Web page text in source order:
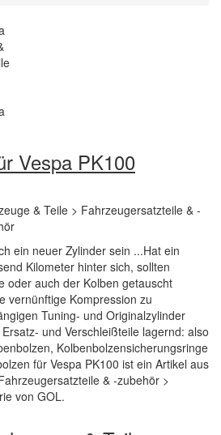
Vespa PK100
& Teile > Fahrzeugersatzteile & -
ein neuer Zylinder sein ...Hat ein
Kilometer hinter sich, sollten
oder auch der Kolben getauscht
vernünftige Kompression zu
Tuning- und Originalzylinder
und Verschleißteile lagernd: also
Kolbenbolzensicherungsringe
für Vespa PK100 ist ein Artikel aus
& -zubehör >
von GOL.